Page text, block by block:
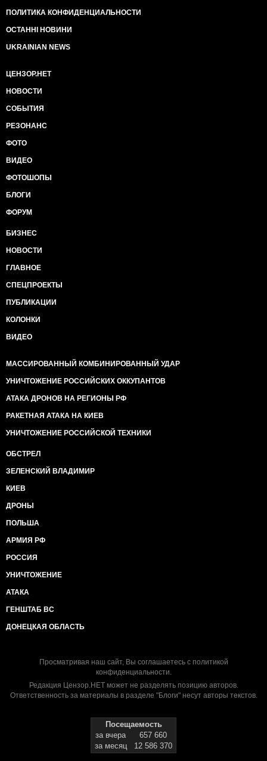
ПОЛИТИКА КОНФИДЕНЦИАЛЬНОСТИ
ОСТАННІ НОВИНИ
UKRAINIAN NEWS
ЦЕНЗОР.НЕТ
НОВОСТИ
СОБЫТИЯ
РЕЗОНАНС
ФОТО
ВИДЕО
ФОТОШОПЫ
БЛОГИ
ФОРУМ
БИЗНЕС
НОВОСТИ
ГЛАВНОЕ
СПЕЦПРОЕКТЫ
ПУБЛИКАЦИИ
КОЛОНКИ
ВИДЕО
МАССИРОВАННЫЙ КОМБИНИРОВАННЫЙ УДАР
УНИЧТОЖЕНИЕ РОССИЙСКИХ ОККУПАНТОВ
АТАКА ДРОНОВ НА РЕГИОНЫ РФ
РАКЕТНАЯ АТАКА НА КИЕВ
УНИЧТОЖЕНИЕ РОССИЙСКОЙ ТЕХНИКИ
ОБСТРЕЛ
ЗЕЛЕНСКИЙ ВЛАДИМИР
КИЕВ
ДРОНЫ
ПОЛЬША
АРМИЯ РФ
РОССИЯ
УНИЧТОЖЕНИЕ
АТАКА
ГЕНШТАБ ВС
ДОНЕЦКАЯ ОБЛАСТЬ
Просматривая наш сайт, Вы соглашаетесь с политикой
конфиденциальности.
Редакция Цензор.НЕТ может не разделять позицию авторов.
Ответственность за материалы в разделе "Блоги" несут авторы текстов.
Посещаемость
за вчера
657 660
за месяц
12 586 370